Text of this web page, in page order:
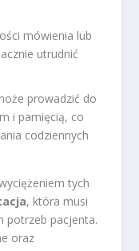
mówienia lub
utrudnić
prowadzić do
i pamięcią, co
codziennych
tych
, która musi
potrzeb pacjenta.
oraz